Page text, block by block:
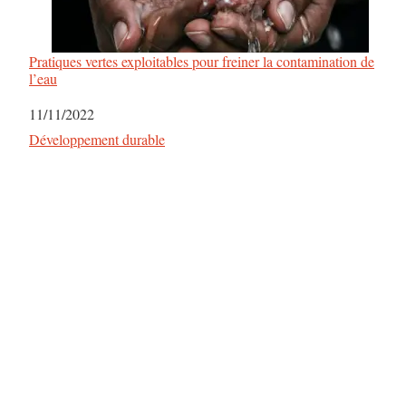
Pratiques vertes exploitables pour freiner la contamination de
l’eau
Date
11/11/2022
Par rapport à
Développement durable